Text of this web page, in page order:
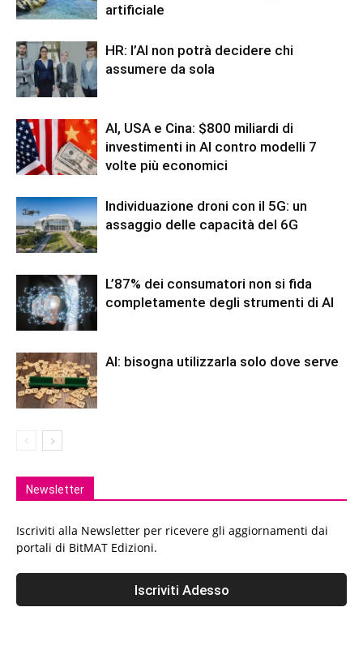
artificiale
HR: l’AI non potrà decidere chi
assumere da sola
AI, USA e Cina: $800 miliardi di
investimenti in AI contro modelli 7
volte più economici
Individuazione droni con il 5G: un
assaggio delle capacità del 6G
L’87% dei consumatori non si fida
completamente degli strumenti di AI
AI: bisogna utilizzarla solo dove serve
Newsletter
Iscriviti alla Newsletter per ricevere gli aggiornamenti dai
portali di BitMAT Edizioni.